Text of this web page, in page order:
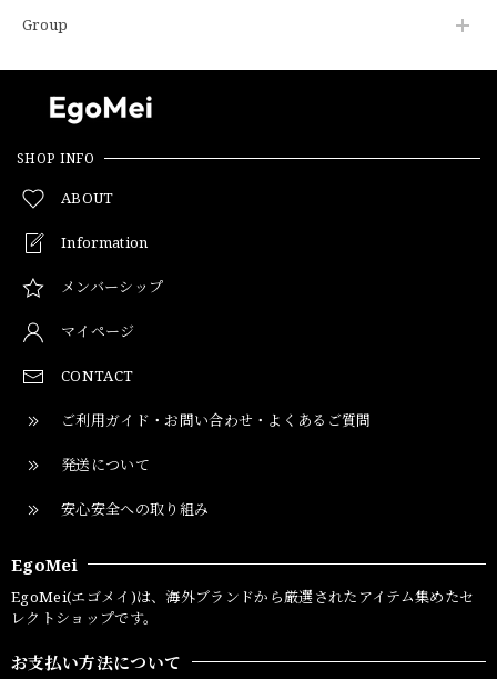
Group
SHOP INFO
ABOUT
Information
メンバーシップ
マイページ
CONTACT
ご利用ガイド・お問い合わせ・よくあるご質問
発送について
安心安全への取り組み
EgoMei
EgoMei(エゴメイ)は、海外ブランドから厳選されたアイテム集めたセ
レクトショップです。
お支払い方法について